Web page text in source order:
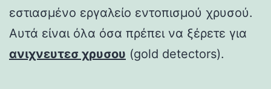
εστιασμένο εργαλείο εντοπισμού χρυσού.
Αυτά είναι όλα όσα πρέπει να ξέρετε για
ανιχνευτεσ χρυσου (gold detectors).